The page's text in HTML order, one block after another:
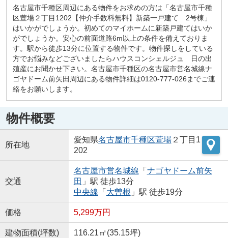
名古屋市千種区周辺にある物件をお求めの方は「名古屋市千種
区萱場２丁目1202【仲介手数料無料】新築一戸建て 2号棟」
はいかがでしょうか。初めてのマイホームに新築戸建てはいか
がでしょうか。安心の前面道路6m以上の条件を備えておりま
す。駅から徒歩13分に位置する物件です。物件探しをしている
方でお悩みなどございましたらハウスコンシェルジュ 日の出
殖産にお聞かせ下さい。名古屋市千種区の名古屋市営名城線ナ
ゴヤドーム前矢田周辺にある物件詳細は0120-777-026までご連
絡をお願いします。
物件概要
所在地
愛知県名古屋市千種区萱場２丁目1
202
交通
名古屋市営名城線 「 ナゴヤドーム前矢
田 」駅 徒歩13分
中央線 「 大曽根 」駅 徒歩19分
価格 5,299万円
建物面積(坪数) 116.21㎡(35.15坪)